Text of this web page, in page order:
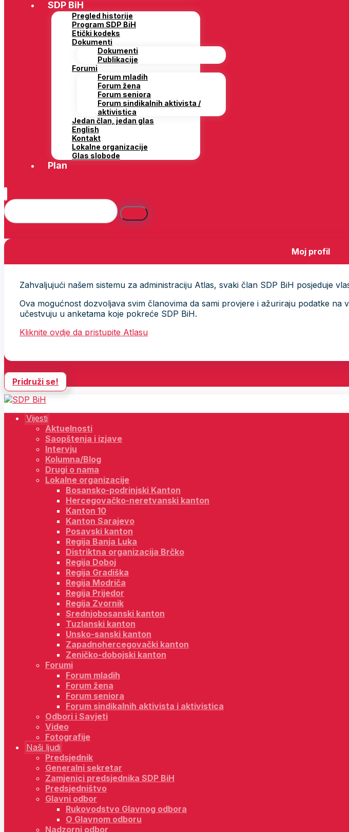
SDP BiH
Pregled historije
Program SDP BiH
Etički kodeks
Dokumenti
Dokumenti
Publikacije
Forumi
Forum mladih
Forum žena
Forum seniora
Forum sindikalnih aktivista /
aktivistica
Jedan član, jedan glas
English
Kontakt
Lokalne organizacije
Glas slobode
Plan
Moj profil
Zahvaljujući našem sistemu za administraciju Atlas, svaki član SDP BiH posjeduje
Ova mogućnost dozvoljava svim članovima da sami provjere i ažuriraju podatke
učestvuju u anketama koje pokreće SDP BiH.
Kliknite ovdje da pristupite Atlasu
Pridruži se!
Vijesti
Aktuelnosti
Saopštenja i izjave
Intervju
Kolumna/Blog
Drugi o nama
Lokalne organizacije
Bosansko-podrinjski Kanton
Hercegovačko-neretvanski kanton
Kanton 10
Kanton Sarajevo
Posavski kanton
Regija Banja Luka
Distriktna organizacija Brčko
Regija Doboj
Regija Gradiška
Regija Modriča
Regija Prijedor
Regija Zvornik
Srednjobosanski kanton
Tuzlanski kanton
Unsko-sanski kanton
Zapadnohercegovački kanton
Zeničko-dobojski kanton
Forumi
Forum mladih
Forum žena
Forum seniora
Forum sindikalnih aktivista i aktivistica
Odbori i Savjeti
Video
Fotografije
Naši ljudi
Predsjednik
Generalni sekretar
Zamjenici predsjednika SDP BiH
Predsjedništvo
Glavni odbor
Rukovodstvo Glavnog odbora
O Glavnom odboru
Nadzorni odbor